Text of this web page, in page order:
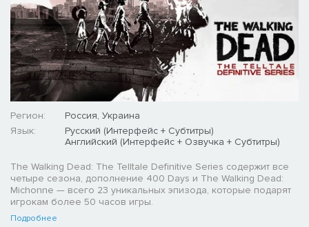
Регион:
Россия, Украина
Язык:
Русский (Интерфейс + Субтитры)
Английский (Интерфейс + Озвучка + Субтитры)
The Walking Dead: The Telltale Definitive Series содержит все
четыре сезона, дополнение 400 Days и The Walking Dead:
Michonne — всего 23 уникальных эпизода, которые подарят
игрокам более 50 часов игры.
Подробнее